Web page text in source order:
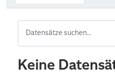
Keine